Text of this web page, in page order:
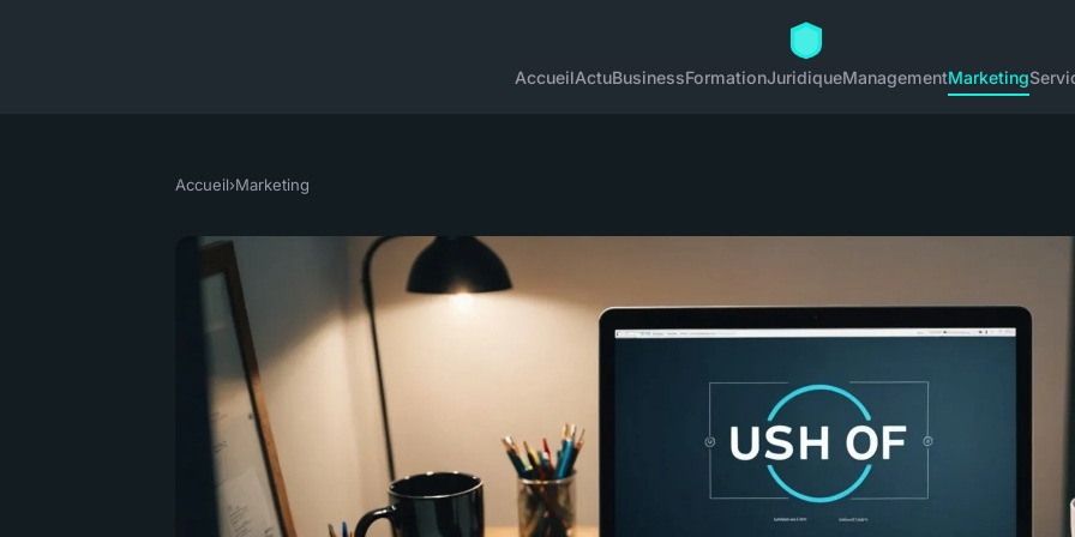
AccueilActuBusinessFormationJuridiqueManagementMarketing
Accueil›Marketing